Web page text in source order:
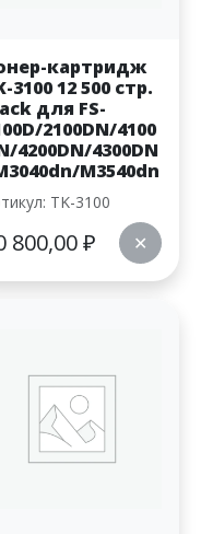
картридж
3100 12 500 стр.
для FS-
2100DN/4100
4200DN/4300DN
M3540dn
TK-3100
800,00₽ ✕